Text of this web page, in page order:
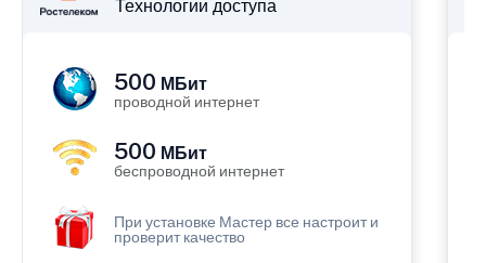
Технологии доступа
500 МБит
проводной интернет
500 МБит
беспроводной интернет
При установке Мастер все настроит и
проверит качество